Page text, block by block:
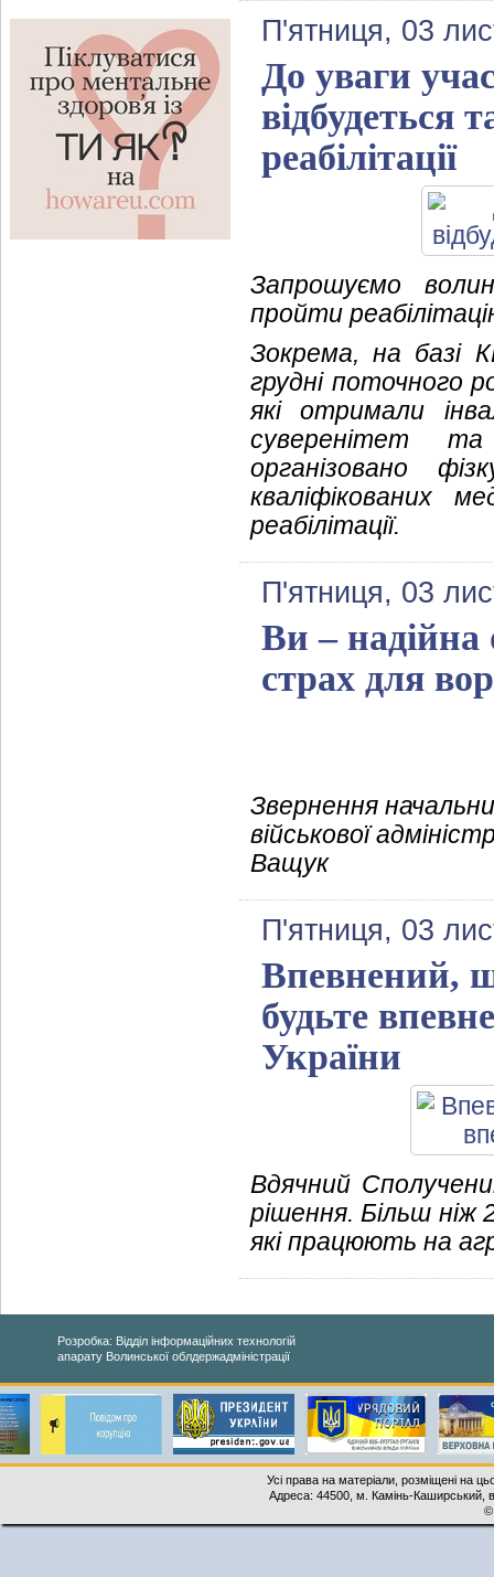
П'ятниця, 03
До уваги
відбудеться
реабілітації
Запрошуємо
пройти
Зокрема, на базі
грудні поточного
які отримали
суверенітет та
організовано
кваліфікованих
реабілітації.
П'ятниця, 03
Ви – надійна
страх для
Звернення
військової
Ващук
П'ятниця, 03
Впевнений,
будьте
України
Вдячний
рішення. Більш ніж
які працюють на
Розробка: Відділ інформаційних технологій
апарату Волинської облдержадміністрації
Усі права на матеріали, розміщені на
Адреса: 44500, м. Камінь-Каширський,
©